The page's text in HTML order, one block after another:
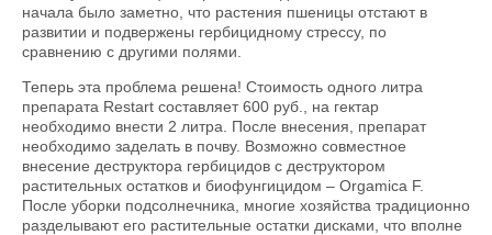
начала было заметно, что растения пшеницы отстают в
развитии и подвержены гербицидному стрессу, по
сравнению с другими полями.
Теперь эта проблема решена! Стоимость одного литра
препарата Restart составляет 600 руб., на гектар
необходимо внести 2 литра. После внесения, препарат
необходимо заделать в почву. Возможно совместное
внесение деструктора гербицидов с деструктором
растительных остатков и биофунгицидом – Orgamica F.
После уборки подсолнечника, многие хозяйства традиционно
разделывают его растительные остатки дисками, что вполне